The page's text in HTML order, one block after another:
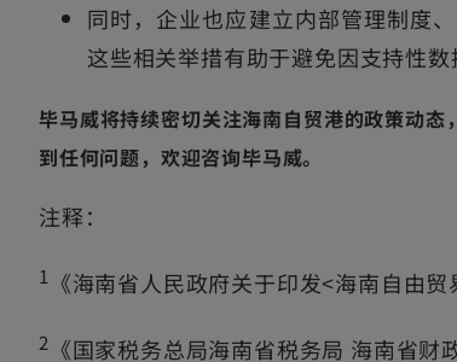
同时，企业也应建立内部管理制度
这些相关举措有助于避免因支持性
毕马威将持续密切关注海南自贸港的政策动
到任何问题，欢迎咨询毕马威。
注释：
1 《海南省人民政府关于印发<海南自由
2 《国家税务总局海南省税务局 海南省